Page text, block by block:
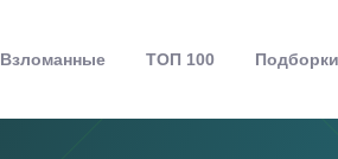
Взломанные ТОП 100 Подборки